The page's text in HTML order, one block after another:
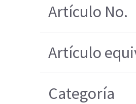
Artículo No.
Artículo
Categoría